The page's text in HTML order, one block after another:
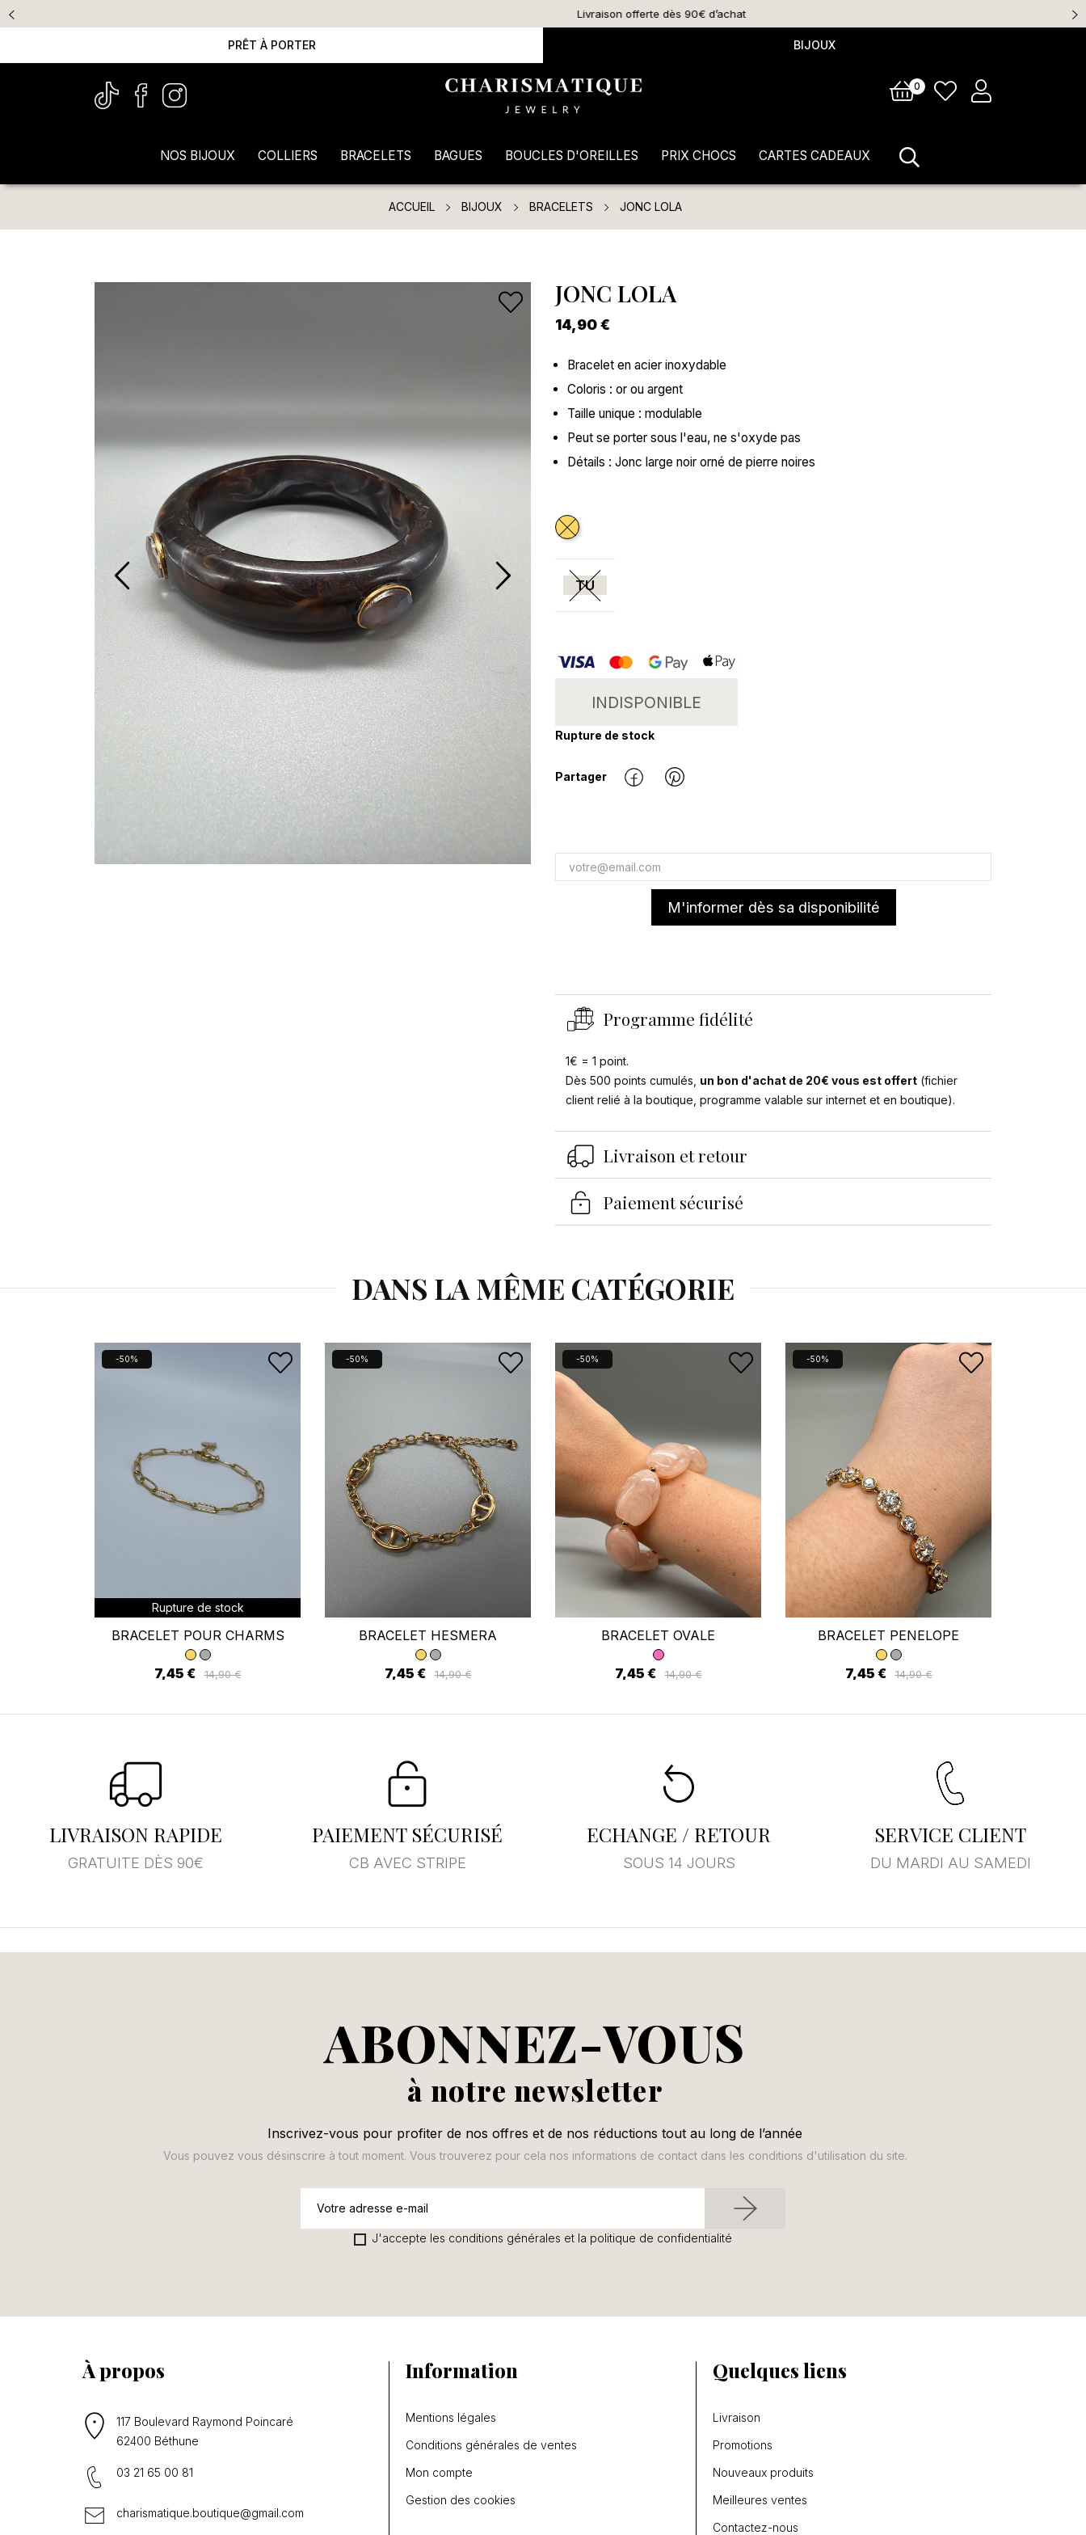
Livraison offerte dès 90€ d’achat
PRÊT À PORTER BIJOUX
0
NOS BIJOUX COLLIERS BRACELETS BAGUES BOUCLES D'OREILLES PRIX CHOCS CARTES CADEAUX
ACCUEIL BIJOUX BRACELETS JONC LOLA
JONC LOLA
14,90 €
Bracelet en acier inoxydable
Coloris : or ou argent
Taille unique : modulable
Peut se porter sous l'eau, ne s'oxyde pas
Détails : Jonc large noir orné de pierre noires
Doré
TU
INDISPONIBLE
Rupture de stock
Partager
M'informer dès sa disponibilité
Programme fidélité
1€ = 1 point.
Dès 500 points cumulés, un bon d'achat de 20€ vous est offert(fichier
client relié à la boutique, programme valable sur internet et en boutique).
Livraison et retour
Paiement sécurisé
DANS LA MÊME CATÉGORIE
-50%
Rupture de stock
BRACELET POUR CHARMS
7,45 € 14,90 €
-50%
BRACELET HESMERA
7,45 € 14,90 €
-50%
BRACELET OVALE
7,45 € 14,90 €
-50%
BRACELET PENELOPE
7,45 € 14,90 €
LIVRAISON RAPIDE
GRATUITE DÈS 90€
PAIEMENT SÉCURISÉ
CB AVEC STRIPE
ECHANGE / RETOUR
SOUS 14 JOURS
SERVICE CLIENT
DU MARDI AU SAMEDI
ABONNEZ-VOUS
à notre newsletter
Inscrivez-vous pour profiter de nos offres et de nos réductions tout au long de l’année
Vous pouvez vous désinscrire à tout moment. Vous trouverez pour cela nos informations de contact dans les conditions d'utilisation du site.
J'accepte les conditions générales et la politique de confidentialité
À propos
117 Boulevard Raymond Poincaré
62400 Béthune
03 21 65 00 81
charismatique.boutique@gmail.com
Information
Mentions légales
Conditions générales de ventes
Mon compte
Gestion des cookies
Quelques liens
Livraison
Promotions
Nouveaux produits
Meilleures ventes
Contactez-nous
Se connecter
Vous devez être connecté pour enregistrer des produits dans votre liste
d'envies.
Se connecter